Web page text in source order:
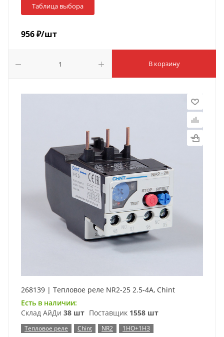
Таблица выбора
956₽/шт
В корзину
268139 | Тепловое реле NR2-25 2.5-4А, Chint
Есть в наличии:
Склад АйДи 38 шт Поставщик 1558 шт
Тепловое реле Chint NR2 1НО+1НЗ